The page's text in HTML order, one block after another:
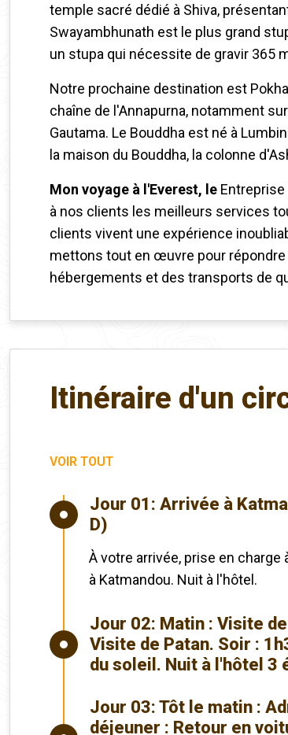
temple sacré dédié à Shiva,
Swayambhunath est le plus grand
un stupa qui nécessite de gravir 365
Notre prochaine destination est
chaîne de l'Annapurna, notamment
Gautama. Le Bouddha est né à
la maison du Bouddha, la colonne
Mon voyage à l'Everest, le
à nos clients les meilleurs services
clients vivent une expérience
mettons tout en œuvre pour
hébergements et des transports de
Itinéraire d'un
VOIR TOUT
Jour 01: Arrivée à
D)
À votre arrivée, prise en
à Katmandou. Nuit à l'hôtel.
Jour 02: Matin : Visite
Visite de Patan. Soir :
du soleil. Nuit à l'hôtel
Jour 03: Tôt le matin :
déjeuner : Retour en